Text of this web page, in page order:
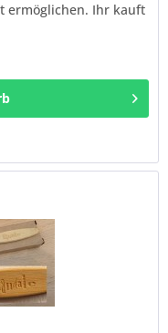
ermöglichen. Ihr kauft